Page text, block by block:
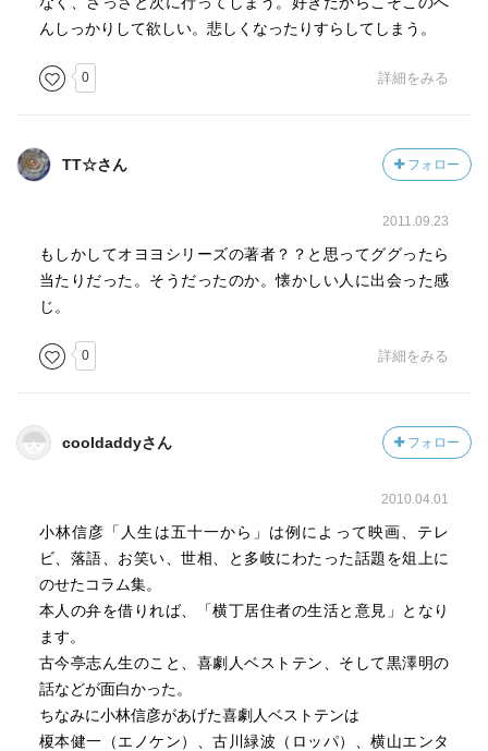
んしっかりして欲しい。悲しくなったりすらしてしまう。
0 詳細をみる
TT☆さん フォロー
2011.09.23
もしかしてオヨヨシリーズの著者？？と思ってググったら
当たりだった。そうだったのか。懐かしい人に出会った感
じ。
0 詳細をみる
cooldaddyさん フォロー
2010.04.01
小林信彦「人生は五十一から」は例によって映画、テレ
ビ、落語、お笑い、世相、と多岐にわたった話題を俎上に
のせたコラム集。
本人の弁を借りれば、「横丁居住者の生活と意見」となり
ます。
古今亭志ん生のこと、喜劇人ベストテン、そして黒澤明の
話などが面白かった。
ちなみに小林信彦があげた喜劇人ベストテンは
榎本健一（エノケン）、古川緑波（ロッパ）、横山エンタ